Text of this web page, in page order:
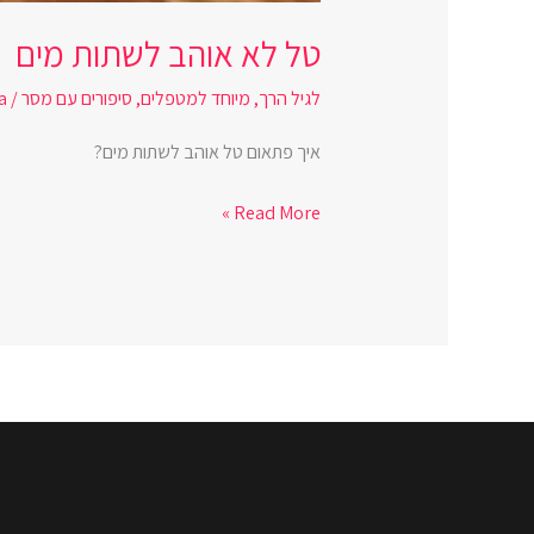
טל לא אוהב לשתות מים
לגיל הרך, מיוחד למטפלים, סיפורים עם מסר/
איך פתאום טל אוהב לשתות מים?
Read More »